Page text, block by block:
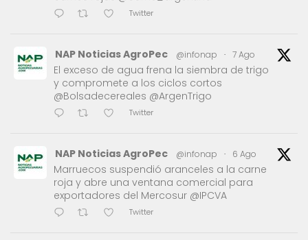
Twitter
NAP Noticias AgroPec @infonap · 7 Ago
El exceso de agua frena la siembra de trigo
y compromete a los ciclos cortos
@Bolsadecereales @ArgenTrigo
Twitter
NAP Noticias AgroPec @infonap · 6 Ago
Marruecos suspendió aranceles a la carne
roja y abre una ventana comercial para
exportadores del Mercosur @IPCVA
Twitter